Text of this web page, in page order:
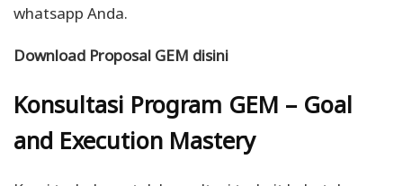
whatsapp Anda.
Download Proposal GEM disini
Konsultasi Program GEM – Goal
and Execution Mastery